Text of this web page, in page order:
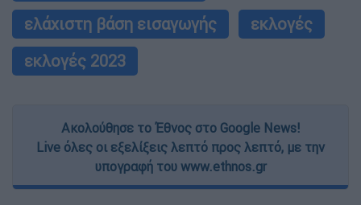
ελάχιστη βάση εισαγωγής
εκλογές
εκλογές 2023
Ακολούθησε το Έθνος στο Google News!
Live όλες οι εξελίξεις λεπτό προς λεπτό, με την
υπογραφή του www.ethnos.gr